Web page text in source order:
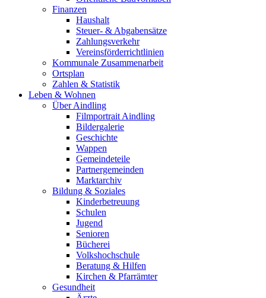
Finanzen
Haushalt
Steuer- & Abgabensätze
Zahlungsverkehr
Vereinsförderrichtlinien
Kommunale Zusammenarbeit
Ortsplan
Zahlen & Statistik
Leben & Wohnen
Über Aindling
Filmportrait Aindling
Bildergalerie
Geschichte
Wappen
Gemeindeteile
Partnergemeinden
Marktarchiv
Bildung & Soziales
Kinderbetreuung
Schulen
Jugend
Senioren
Bücherei
Volkshochschule
Beratung & Hilfen
Kirchen & Pfarrämter
Gesundheit